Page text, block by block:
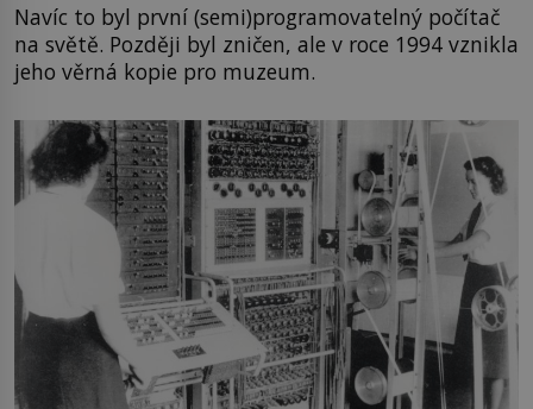
Navíc to byl první (semi)programovatelný počítač
na světě. Později byl zničen, ale v roce 1994 vznikla
jeho věrná kopie pro muzeum.